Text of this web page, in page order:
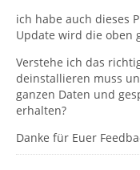
ich habe auch dieses
Update wird die oben
Verstehe ich das
deinstallieren muss
ganzen Daten und
erhalten?
Danke für Euer